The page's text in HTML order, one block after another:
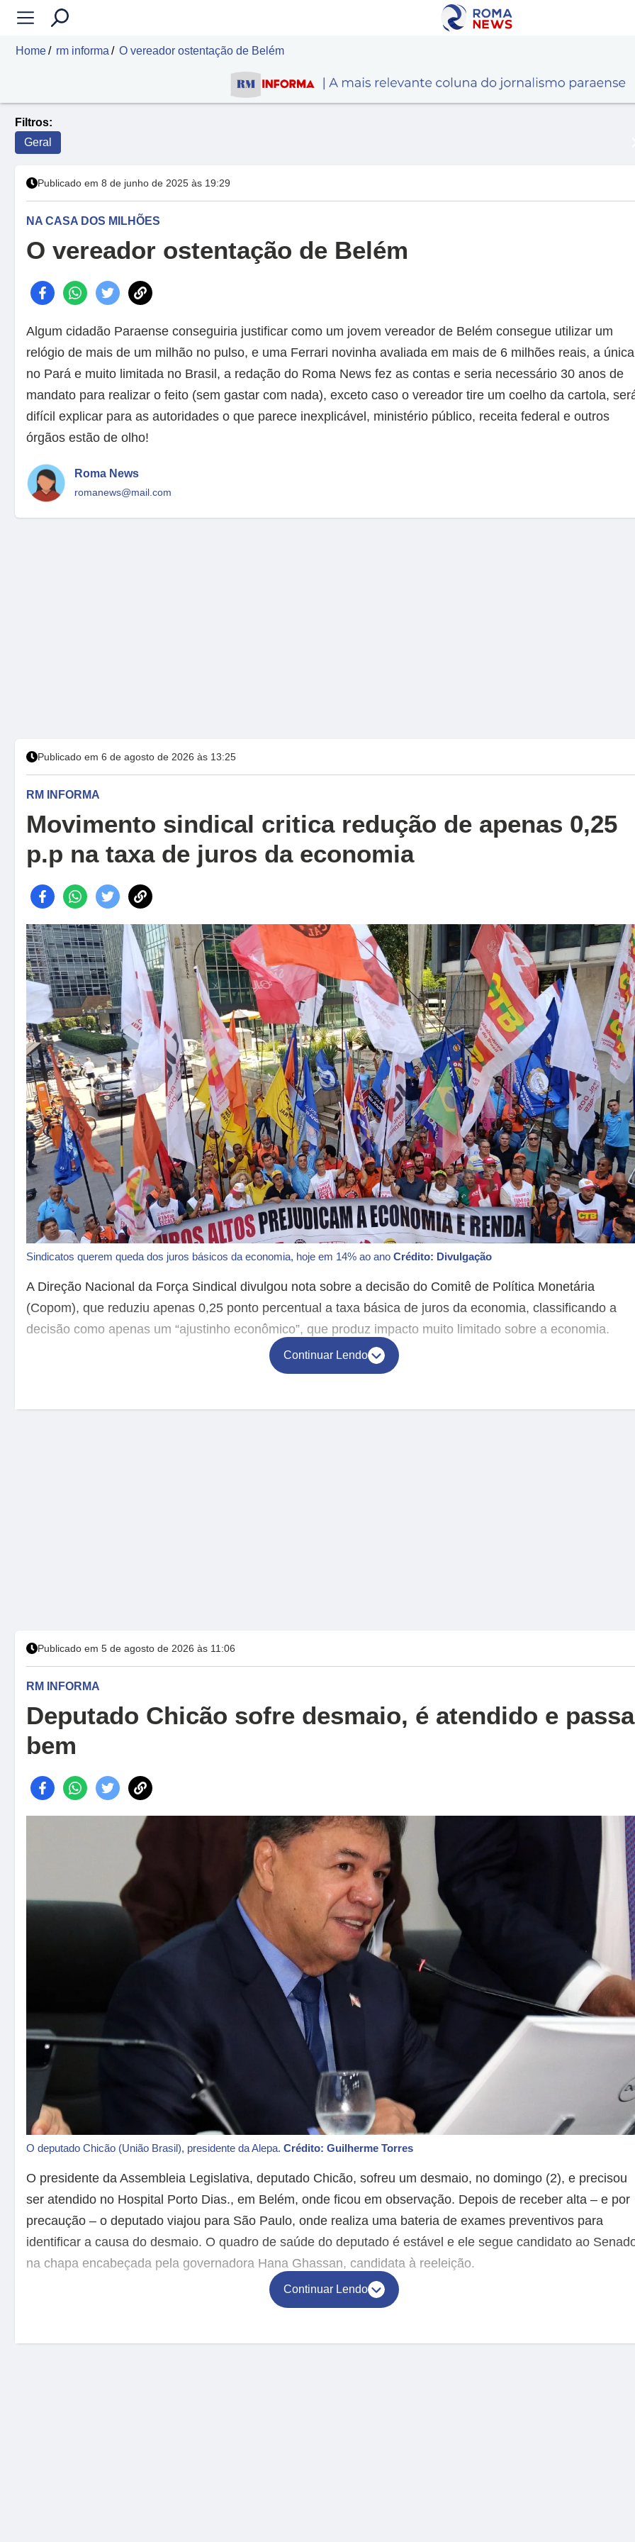
Home rm informa O vereador ostentação de Belém
Filtros:
Geral
Publicado em 8 de junho de 2025 às 19:29
NA CASA DOS MILHÕES
O vereador ostentação de Belém
Algum cidadão Paraense conseguiria justificar como um jovem vereador de Belém consegue utilizar um
relógio de mais de um milhão no pulso, e uma Ferrari novinha avaliada em mais de 6 milhões reais, a única
no Pará e muito limitada no Brasil, a redação do Roma News fez as contas e seria necessário 30 anos de
mandato para realizar o feito (sem gastar com nada), exceto caso o vereador tire um coelho da cartola,
difícil explicar para as autoridades o que parece inexplicável, ministério público, receita federal e outros
órgãos estão de olho!
Roma News
romanews@mail.com
Publicado em 6 de agosto de 2026 às 13:25
RM INFORMA
Movimento sindical critica redução de apenas 0,25
p.p na taxa de juros da economia
Sindicatos querem queda dos juros básicos da economia, hoje em 14% ao ano Crédito: Divulgação
A Direção Nacional da Força Sindical divulgou nota sobre a decisão do Comitê de Política Monetária
(Copom), que reduziu apenas 0,25 ponto percentual a taxa básica de juros da economia, classificando a
decisão como apenas um “ajustinho econômico”, que produz impacto muito limitado sobre a economia.
Continuar Lendo
Publicado em 5 de agosto de 2026 às 11:06
RM INFORMA
Deputado Chicão sofre desmaio, é atendido e passa
bem
O deputado Chicão (União Brasil), presidente da Alepa. Crédito: Guilherme Torres
O presidente da Assembleia Legislativa, deputado Chicão, sofreu um desmaio, no domingo (2), e precisou
ser atendido no Hospital Porto Dias., em Belém, onde ficou em observação. Depois de receber alta – e por
precaução – o deputado viajou para São Paulo, onde realiza uma bateria de exames preventivos para
identificar a causa do desmaio. O quadro de saúde do deputado é estável e ele segue candidato ao
na chapa encabeçada pela governadora Hana Ghassan, candidata à reeleição.
Continuar Lendo